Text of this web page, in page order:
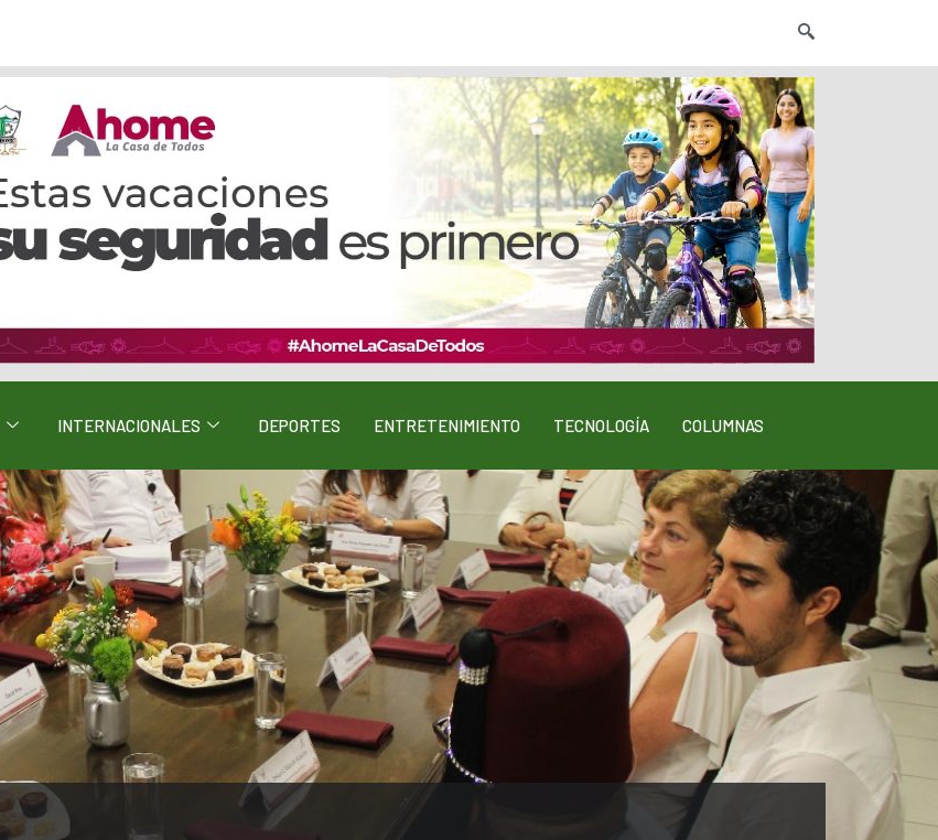
INTERNACIONALES DEPORTES ENTRETENIMIENTO TECNOLOGÍA COLUMNAS